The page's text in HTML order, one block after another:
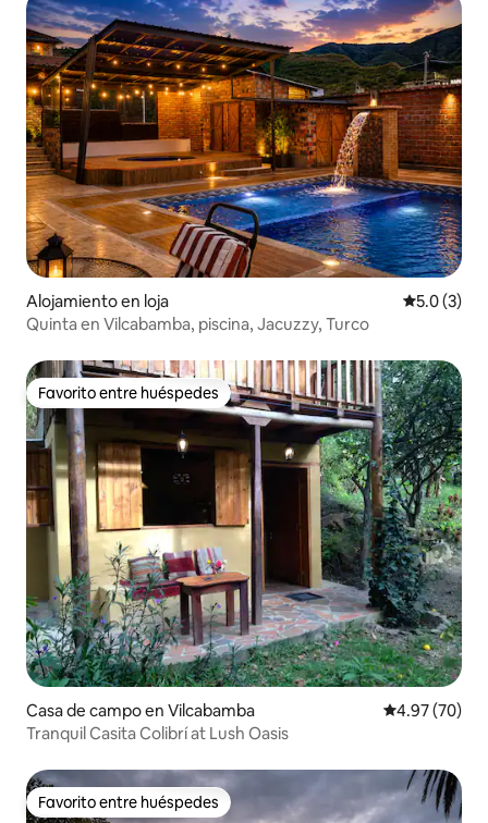
Alojamiento en loja
5.0 (3)
Quinta en Vilcabamba, piscina, Jacuzzy, Turco
Favorito entre huéspedes
Favorito entre huéspedes
Casa de campo en Vilcabamba Calificación
4.97 (70)
Tranquil Casita Colibrí at Lush Oasis
Favorito entre huéspedes
Favorito entre huéspedes